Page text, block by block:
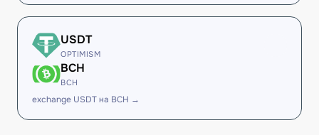
USDT
OPTIMISM
BCH
BCH
exchange USDT на BCH →